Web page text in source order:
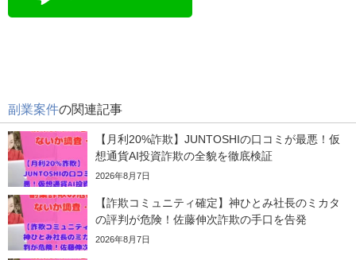
副業案件の関連記事
【月利20%詐欺】JUNTOSHIの口コミが最悪！仮
想通貨AI投資詐欺の全貌を徹底検証
2026年8月7日
【詐欺コミュニティ確定】神ひとみ社長のミカタ
の評判が危険！佐藤伸次詐欺の手口を告発
2026年8月7日